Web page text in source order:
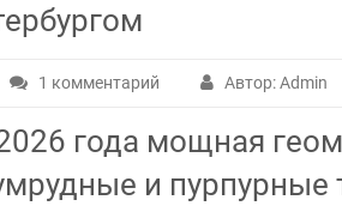
1 комментарий
Минувшей
ночью
было
Автор: Admin
года мощная
и пурпурные